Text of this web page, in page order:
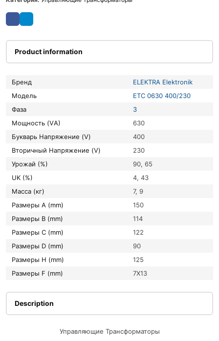
Product information
Бренд
ELEKTRA Elektronik
Модель
ETC 0630 400/230
Фаза
3
Мощность (VА)
630
букварь Напряжение (V)
400
вторичный Напряжение (V)
230
Урожай (%)
90, 65
UK (%)
4, 43
Масса (кг)
7, 9
Размеры A (mm)
150
Размеры B (mm)
114
Размеры C (mm)
122
Размеры D (mm)
90
Размеры H (mm)
125
Размеры F (mm)
7X13
Description
Управляющие Трансформаторы